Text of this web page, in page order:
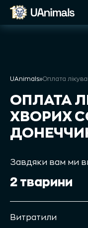
Skip
UAnimals»
ОПЛАТА
ХВОРИХ
Завдяки вам ми
2 тварини
Витратили